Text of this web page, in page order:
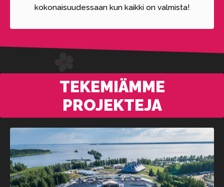
kokonaisuudessaan kun kaikki on valmista!
TEKEMIÄMME
PROJEKTEJA